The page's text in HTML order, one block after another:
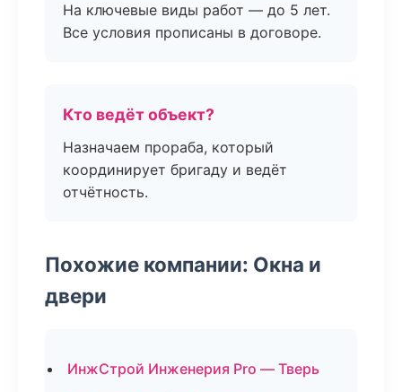
На ключевые виды работ — до 5 лет.
Все условия прописаны в договоре.
Кто ведёт объект?
Назначаем прораба, который
координирует бригаду и ведёт
отчётность.
Похожие компании: Окна и
двери
ИнжСтрой Инженерия Pro — Тверь